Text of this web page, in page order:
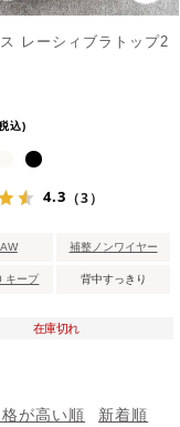
レーシィブラトップ2
込
4.3 （3）
補整ノンワイヤー
キープ 背中すっきり
在庫切れ
が高い順
新着順